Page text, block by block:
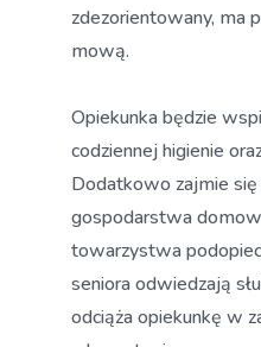
zdezorientowany, ma
mową.
Opiekunka będzie
codziennej higienie
Dodatkowo zajmie
gospodarstwa
towarzystwa
seniora odwiedzają
odciąża opiekunkę w